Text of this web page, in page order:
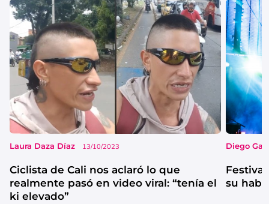
Laura Daza Díaz 13/10/2023
Ciclista de Cali nos aclaró lo que
realmente pasó en video viral: “tenía el
ki elevado”
Diego
su